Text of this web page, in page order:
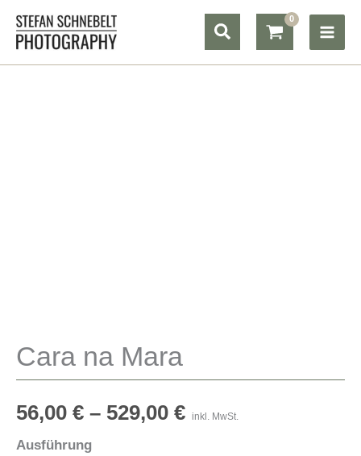
Inhalt
springen
Suchen
Cara na Mara
56,00 € – 529,00 € inkl. MwSt.
Ausführung